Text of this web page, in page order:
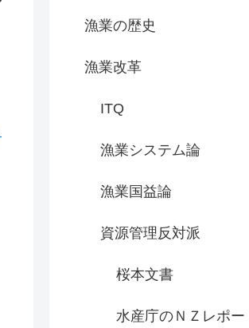
漁業の歴史
漁業改革
ITQ
漁業システム論
漁業国益論
資源管理反対派
桜本文書
水産庁のＮＺレポー